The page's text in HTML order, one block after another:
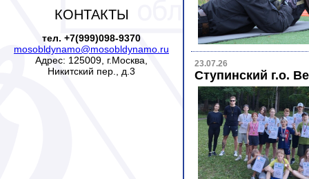
КОНТАКТЫ
тел. +7(999)098-9370
mosobldynamo@mosobldynamo.ru
Адрес: 125009, г.Москва,
Никитский пер., д.3
23.07.26
Ступинский г.о.